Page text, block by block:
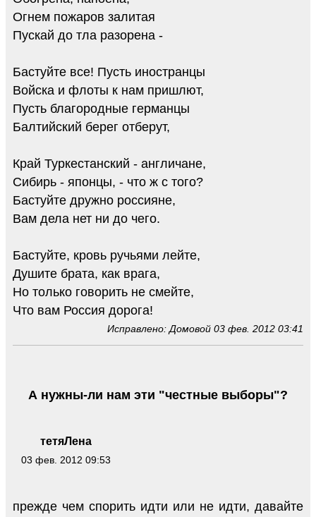
Огнем пожаров залитая
Пускай до тла разорена -
Бастуйте все! Пусть иностранцы
Войска и флоты к нам пришлют,
Пусть благородные германцы
Балтийский берег отберут,
Край Туркестанский - англичане,
Сибирь - японцы, - что ж с того?
Бастуйте дружно россияне,
Вам дела нет ни до чего.
Бастуйте, кровь ручьями лейте,
Душите брата, как врага,
Но только говорить не смейте,
Что вам Россия дорога!
Исправлено: Домовой 03 фев. 2012 03:41
тетяЛена
03 фев. 2012 09:53
А нужны-ли нам эти "честные выборы"?
прежде чем спорить идти или не идти, давайте